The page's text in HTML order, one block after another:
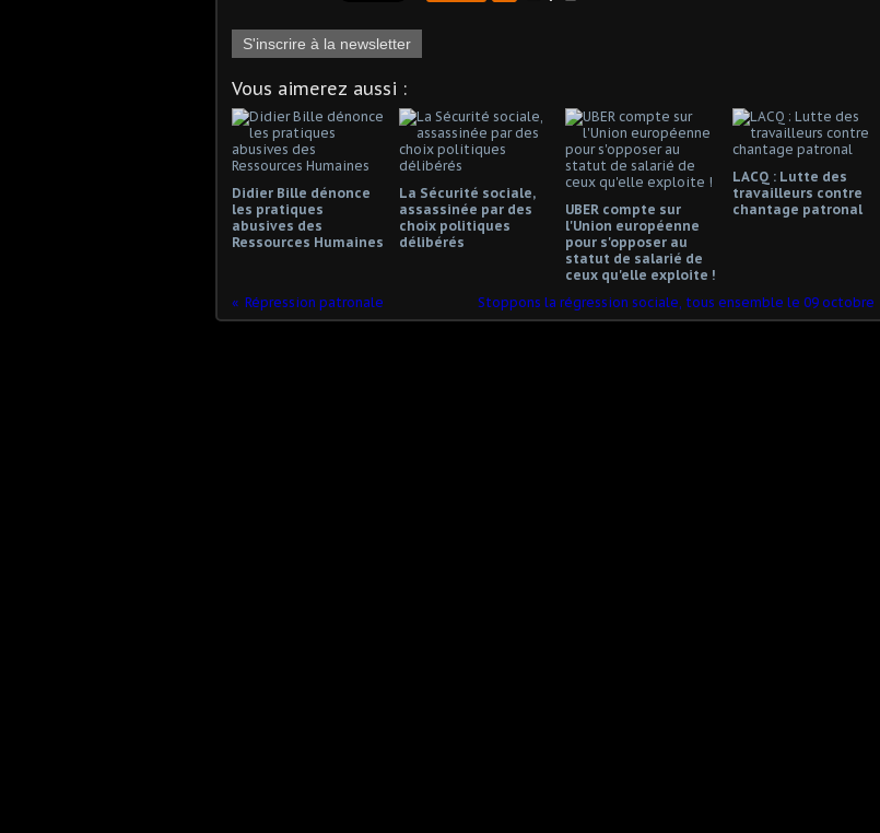
S'inscrire à la newsletter
Vous aimerez aussi :
Didier Bille dénonce
les pratiques
abusives des
Ressources Humaines
La Sécurité sociale,
assassinée par des
choix politiques
délibérés
UBER compte sur
l'Union européenne
pour s'opposer au
statut de salarié de
ceux qu'elle exploite !
LACQ : Lutte des
travailleurs contre
chantage patronal
Répression patronale Stoppons la régression sociale, tous ensemble le 09 octobre